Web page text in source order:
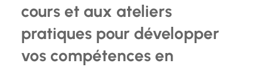
cours et aux ateliers
pratiques pour développer
vos compétences en